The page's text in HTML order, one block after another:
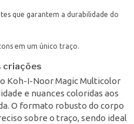
que garantem a durabilidade do
em um único traço.
criações
Koh-I-Noor Magic Multicolor
e nuances coloridas aos
O formato robusto do corpo
sobre o traço, sendo ideal